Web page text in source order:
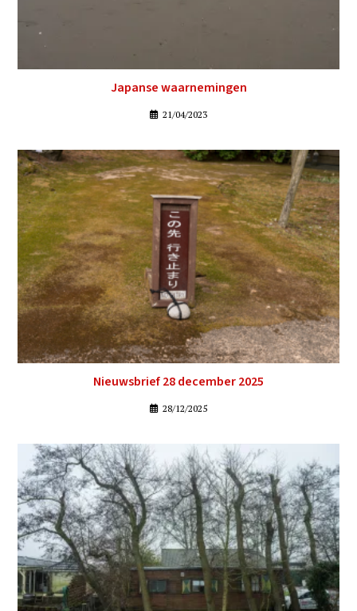
Japanse waarnemingen
21/04/2023
Nieuwsbrief 28 december 2025
28/12/2025